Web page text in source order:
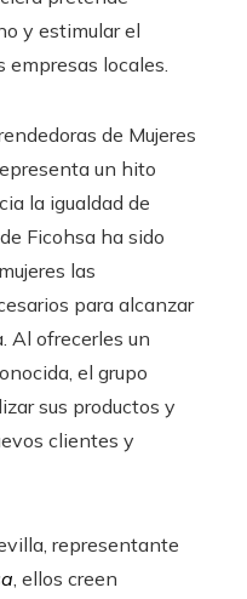
y estimular el
empresas locales.
de Mujeres
un hito
la igualdad de
Ficohsa ha sido
las
para alcanzar
Al ofrecerles un
el grupo
sus productos y
clientes y
representante
, ellos creen